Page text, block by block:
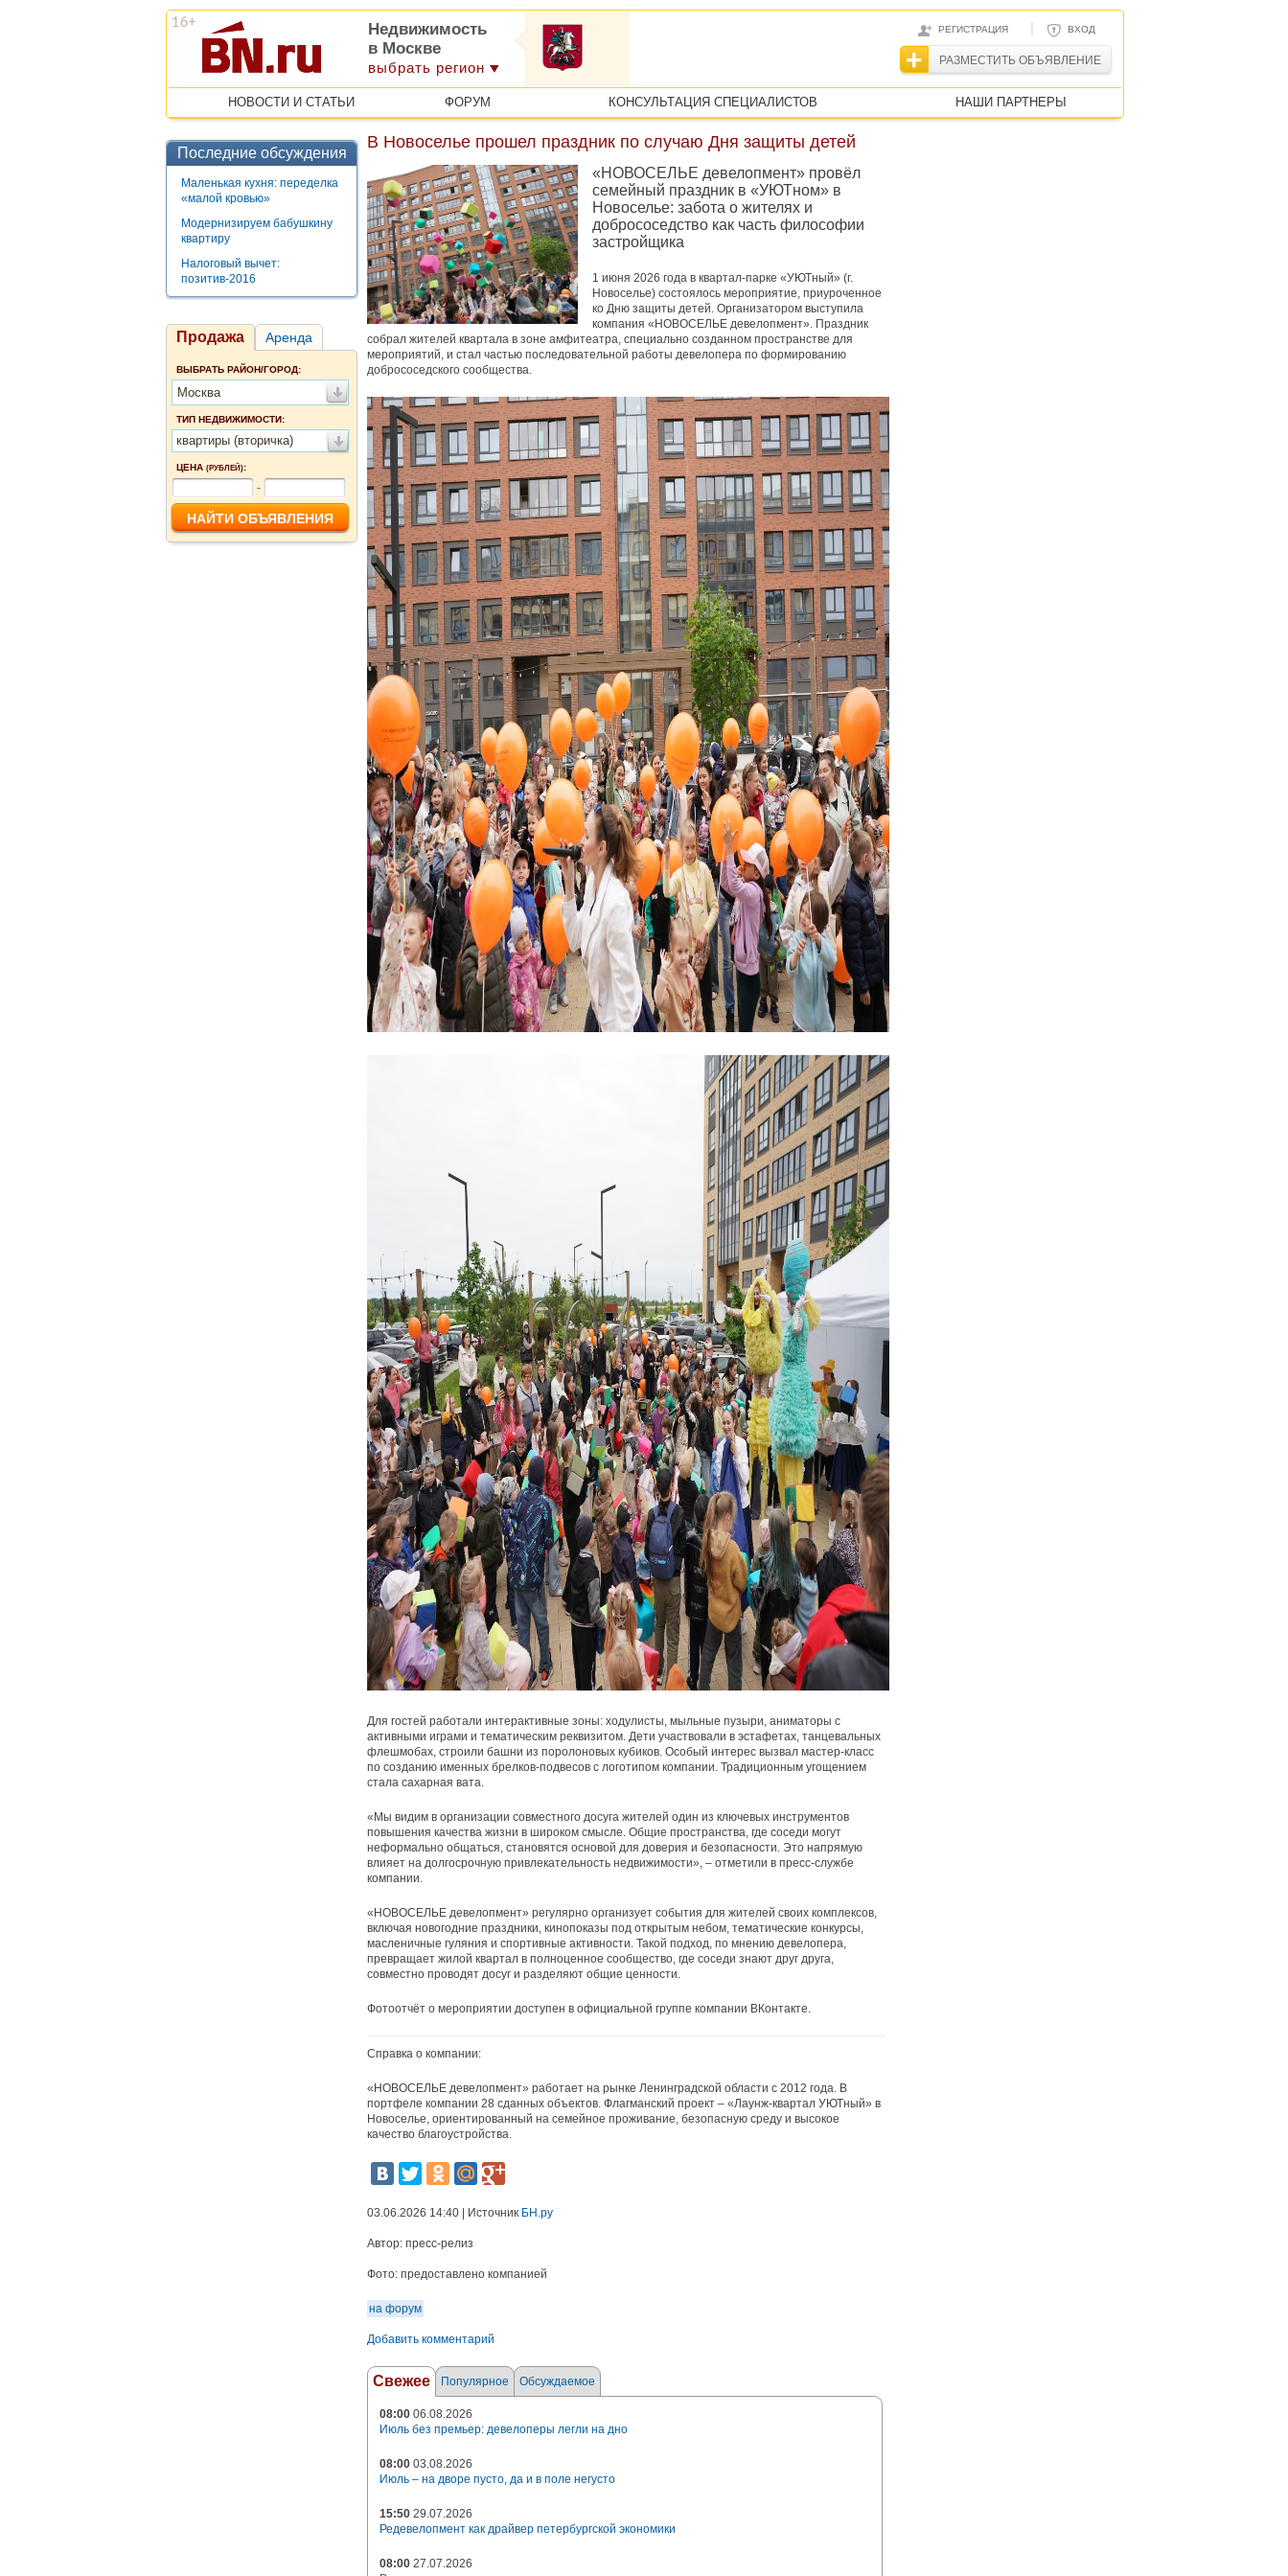
РЕГИСТРАЦИЯ | ВХОД
РАЗМЕСТИТЬ ОБЪЯВЛЕНИЕ
Недвижимость
в Москве
выбрать регион
НОВОСТИ И СТАТЬИ ФОРУМ КОНСУЛЬТАЦИЯ СПЕЦИАЛИСТОВ НАШИ ПАРТНЕРЫ
Последние обсуждения
Маленькая кухня: переделка
«малой кровью»
Модернизируем бабушкину
квартиру
Налоговый вычет:
позитив-2016
Продажа Аренда
ВЫБРАТЬ РАЙОН/ГОРОД:
Москва
ТИП НЕДВИЖИМОСТИ:
квартиры (вторичка)
ЦЕНА (РУБЛЕЙ):
-
В Новоселье прошел праздник по случаю Дня защиты детей
«НОВОСЕЛЬЕ девелопмент» провёл
семейный праздник в «УЮТном» в
Новоселье: забота о жителях и
добрососедство как часть философии
застройщика
1 июня 2026 года в квартал-парке «УЮТный» (г.
Новоселье) состоялось мероприятие, приуроченное
ко Дню защиты детей. Организатором выступила
компания «НОВОСЕЛЬЕ девелопмент». Праздник
собрал жителей квартала в зоне амфитеатра, специально созданном пространстве для
мероприятий, и стал частью последовательной работы девелопера по формированию
добрососедского сообщества.
Для гостей работали интерактивные зоны: ходулисты, мыльные пузыри, аниматоры с
активными играми и тематическим реквизитом. Дети участвовали в эстафетах, танцевальных
флешмобах, строили башни из поролоновых кубиков. Особый интерес вызвал мастер-класс
по созданию именных брелков-подвесов с логотипом компании. Традиционным угощением
стала сахарная вата.
«Мы видим в организации совместного досуга жителей один из ключевых инструментов
повышения качества жизни в широком смысле. Общие пространства, где соседи могут
неформально общаться, становятся основой для доверия и безопасности. Это напрямую
влияет на долгосрочную привлекательность недвижимости», – отметили в пресс-службе
компании.
«НОВОСЕЛЬЕ девелопмент» регулярно организует события для жителей своих комплексов,
включая новогодние праздники, кинопоказы под открытым небом, тематические конкурсы,
масленичные гуляния и спортивные активности. Такой подход, по мнению девелопера,
превращает жилой квартал в полноценное сообщество, где соседи знают друг друга,
совместно проводят досуг и разделяют общие ценности.
Фотоотчёт о мероприятии доступен в официальной группе компании ВКонтакте.
Справка о компании:
«НОВОСЕЛЬЕ девелопмент» работает на рынке Ленинградской области с 2012 года. В
портфеле компании 28 сданных объектов. Флагманский проект – «Лаунж-квартал УЮТный» в
Новоселье, ориентированный на семейное проживание, безопасную среду и высокое
качество благоустройства.
03.06.2026 14:40 | Источник БН.ру
Автор: пресс-релиз
Фото: предоставлено компанией
на форум
Добавить комментарий
Свежее Популярное Обсуждаемое
08:00 06.08.2026
Июль без премьер: девелоперы легли на дно
08:00 03.08.2026
Июль – на дворе пусто, да и в поле негусто
15:50 29.07.2026
Редевелопмент как драйвер петербургской экономики
08:00 27.07.2026